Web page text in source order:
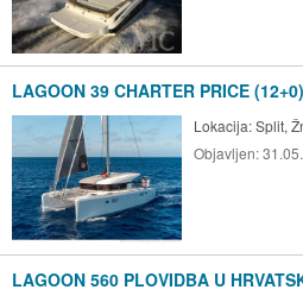
LAGOON 39 CHARTER PRICE (12+0)
Lokacija:Split,
Objavljen:
LAGOON 560 PLOVIDBA U